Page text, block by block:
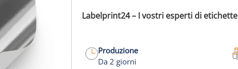
Labelprint24 – I vostri esperti di etichette
Produzione
Da 2 giorni